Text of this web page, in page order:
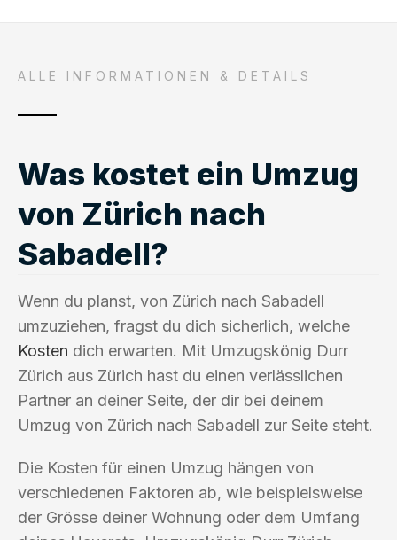
ALLE INFORMATIONEN & DETAILS
Was kostet ein Umzug
von Zürich nach
Sabadell?
Wenn du planst, von Zürich nach Sabadell
umzuziehen, fragst du dich sicherlich, welche
Kosten dich erwarten. Mit Umzugskönig Durr
Zürich aus Zürich hast du einen verlässlichen
Partner an deiner Seite, der dir bei deinem
Umzug von Zürich nach Sabadell zur Seite steht.
Die Kosten für einen Umzug hängen von
verschiedenen Faktoren ab, wie beispielsweise
der Grösse deiner Wohnung oder dem Umfang